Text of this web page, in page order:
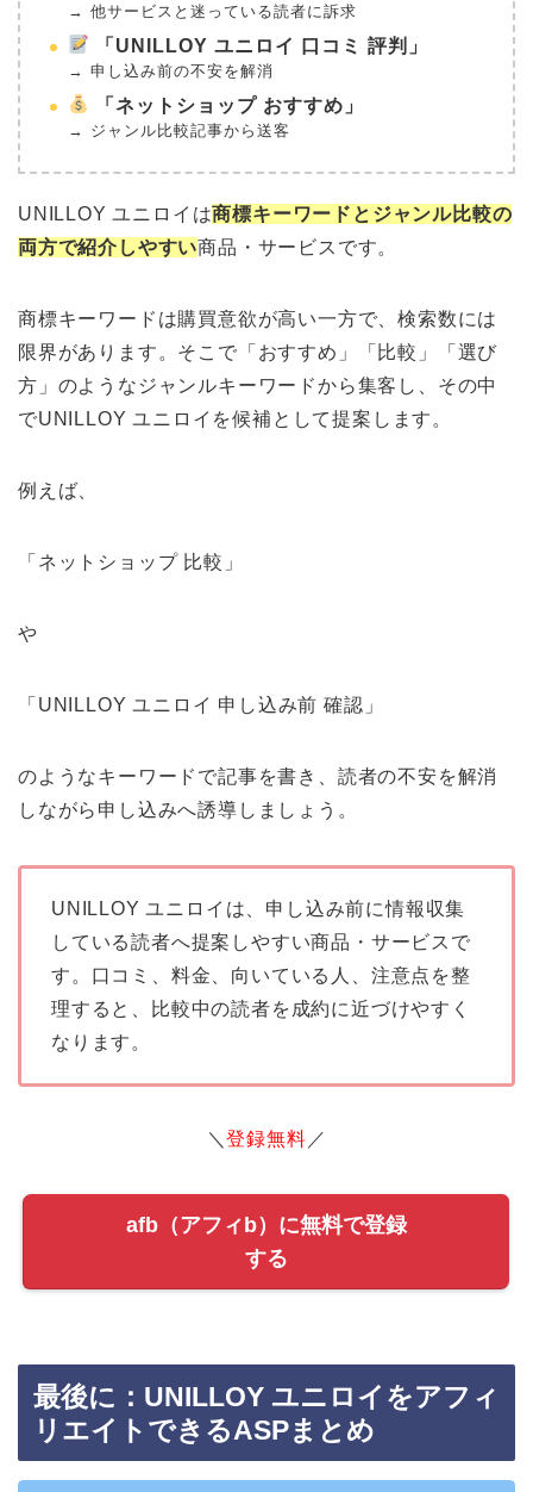
→ 他サービスと迷っている読者に訴求
「UNILLOY ユニロイ 口コミ 評判」
→ 申し込み前の不安を解消
「ネットショップ おすすめ」
→ ジャンル比較記事から送客
UNILLOY ユニロイは商標キーワードとジャンル比較の
両方で紹介しやすい商品・サービスです。
商標キーワードは購買意欲が高い一方で、検索数には
限界があります。そこで「おすすめ」「比較」「選び
方」のようなジャンルキーワードから集客し、その中
でUNILLOY ユニロイを候補として提案します。
例えば、
「ネットショップ 比較」
や
「UNILLOY ユニロイ 申し込み前 確認」
のようなキーワードで記事を書き、読者の不安を解消
しながら申し込みへ誘導しましょう。
UNILLOY ユニロイは、申し込み前に情報収集
している読者へ提案しやすい商品・サービスで
す。口コミ、料金、向いている人、注意点を整
理すると、比較中の読者を成約に近づけやすく
なります。
＼登録無料 ／
afb（アフィb）に無料で登録
する
最後に：UNILLOY ユニロイをアフィ
リエイトできるASPまとめ